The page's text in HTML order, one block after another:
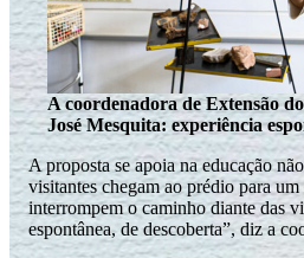
A coordenadora de Extensão
José Mesquita: experiência
A proposta se apoia na educação
visitantes chegam ao prédio para
interrompem o caminho diante das
espontânea, de descoberta”, diz a